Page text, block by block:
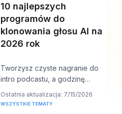
10 najlepszych
programów do
klonowania głosu AI na
2026 rok
Tworzysz czyste nagranie do
intro podcastu, a godzinę
przed publikacją wyłapujesz
zmianę nazwy produ
Ostatnia aktualizacja: 7/15/2026
WSZYSTKIE TEMATY